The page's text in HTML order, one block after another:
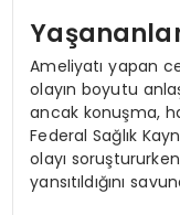
Ameliyatı yapan
olayın boyutu
ancak konuşma,
Federal Sağlık
olayı
yansıtıldığını